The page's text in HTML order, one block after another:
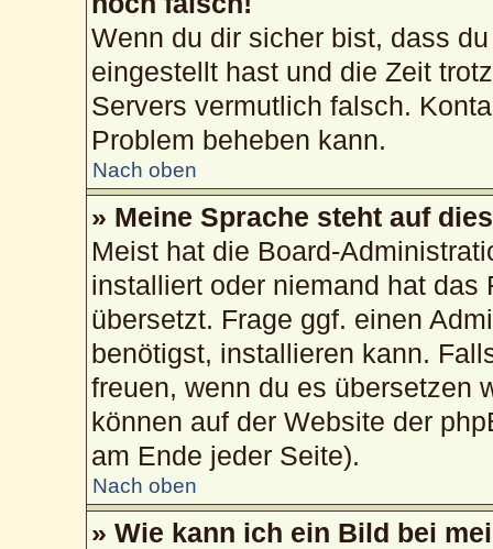
Wenn du dir sicher bist, dass
eingestellt hast und die Zeit
Servers vermutlich falsch.
Problem beheben kann.
Nach oben
» Meine Sprache steht auf
Meist hat die Board-
installiert oder niemand hat
übersetzt. Frage ggf. einen
benötigst, installieren kann.
freuen, wenn du es übersetzen
können auf der Website der
am Ende jeder Seite).
Nach oben
» Wie kann ich ein Bild bei